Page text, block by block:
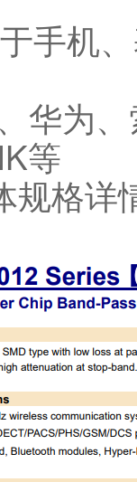
手机
华为
等
规格详